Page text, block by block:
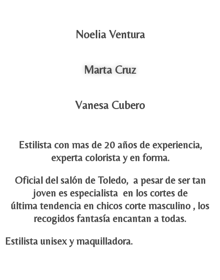
Noelia Ventura
Marta Cruz
Vanesa Cubero
Estilista con mas de 20 años de experiencia,
experta colorista y en forma.
Oficial del salón de Toledo, a pesar de ser tan
joven es especialista en los cortes de
última tendencia en chicos corte masculino , los
recogidos fantasía encantan a todas.
Estilista unisex y maquilladora.